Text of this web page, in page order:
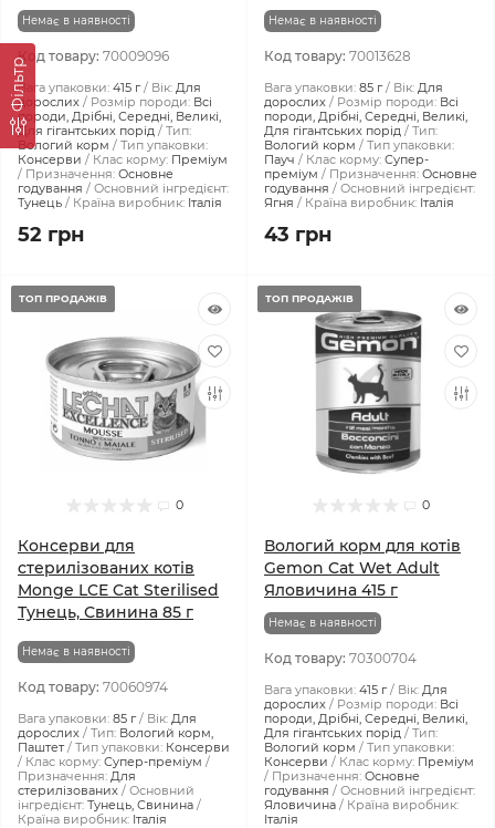
Фiльтр
Немає в наявності
Код товару: 70009096
Вага упаковки: 415 г Вік: Для
дорослих
Розмір породи: Всі
породи, Дрібні, Середні, Великі,
Для гігантських порід
Тип:
Вологий корм
Тип упаковки:
Консерви
Клас корму: Преміум
Призначення: Основне
годування
Основний інгредієнт:
Тунець
Країна виробник: Італія
52 грн
Немає в наявності
Код товару: 70013628
Вага упаковки: 85 г Вік: Для
дорослих
Розмір породи: Всі
породи, Дрібні, Середні, Великі,
Для гігантських порід
Тип:
Вологий корм
Тип упаковки:
Пауч
Клас корму: Супер-
преміум
Призначення: Основне
годування
Основний інгредієнт:
Ягня
Країна виробник: Італія
43 грн
ТОП ПРОДАЖІВ
0
Консерви для
стерилізованих котів
Monge LCE Cat Sterilised
Тунець, Свинина 85 г
Немає в наявності
Код товару: 70060974
Вага упаковки: 85 г Вік: Для
дорослих
Тип: Вологий корм,
Паштет
Тип упаковки: Консерви
Клас корму: Супер-преміум
Призначення: Для
стерилізованих
Основний
інгредієнт: Тунець, Свинина
Країна виробник: Італія
ТОП ПРОДАЖІВ
0
Вологий корм для котів
Gemon Cat Wet Adult
Яловичина 415 г
Немає в наявності
Код товару: 70300704
Вага упаковки: 415 г Вік: Для
дорослих
Розмір породи: Всі
породи, Дрібні, Середні, Великі,
Для гігантських порід
Тип:
Вологий корм
Тип упаковки:
Консерви
Клас корму: Преміум
Призначення: Основне
годування
Основний інгредієнт:
Яловичина
Країна виробник:
Італія